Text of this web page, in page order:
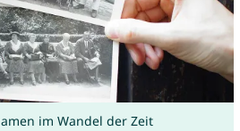
im Wandel der Zeit